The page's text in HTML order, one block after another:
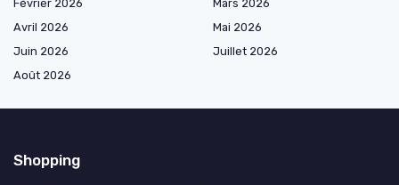
Février 2026
Mars 2026
Avril 2026
Mai 2026
Juin 2026
Juillet 2026
Août 2026
Shopping